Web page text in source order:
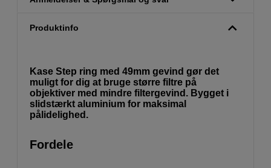
Produktinfo
Kase Step ring med 49mm gevind gør det
muligt for dig at bruge større filtre på
objektiver med mindre filtergevind. Bygget i
slidstærkt aluminium for maksimal
pålidelighed.
Fordele